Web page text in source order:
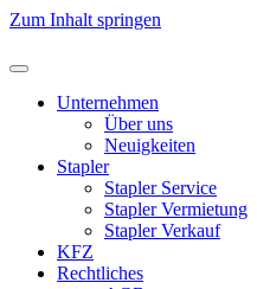
Zum Inhalt springen
Unternehmen
Über uns
Neuigkeiten
Stapler
Stapler Service
Stapler Vermietung
Stapler Verkauf
KFZ
Rechtliches